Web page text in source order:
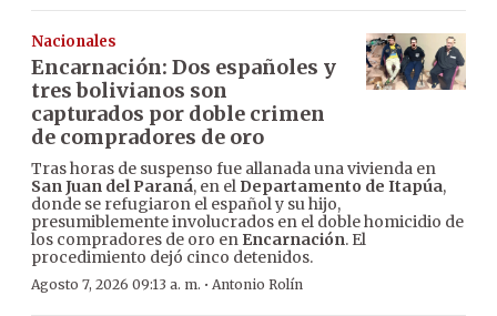
Nacionales
Encarnación: Dos españoles y
tres bolivianos son
capturados por doble crimen
de compradores de oro
Tras horas de suspenso fue allanada una vivienda en
San Juan del Paraná, en el Departamento de Itapúa,
donde se refugiaron el español y su hijo,
presumiblemente involucrados en el doble homicidio de
los compradores de oro en Encarnación. El
procedimiento dejó cinco detenidos.
Agosto 7, 2026 09:13 a. m. · Antonio Rolín